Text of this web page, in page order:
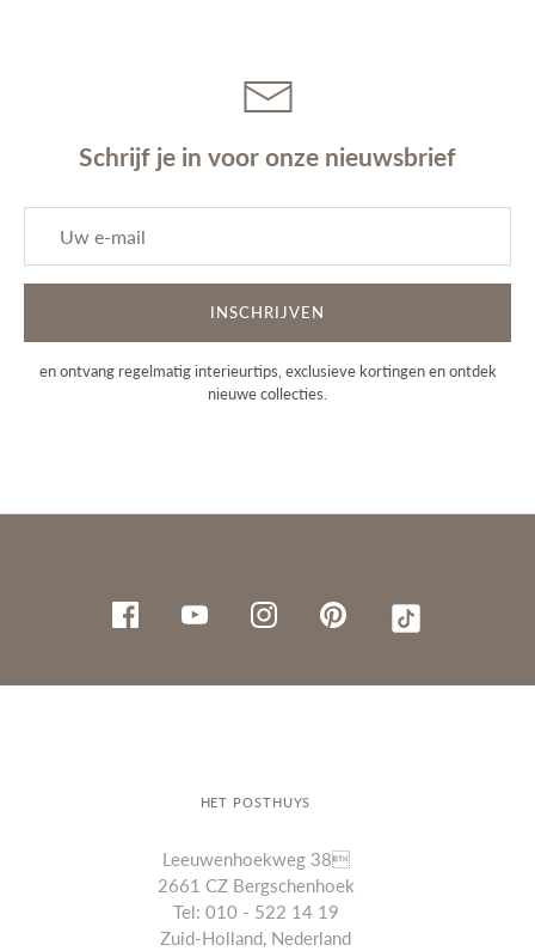
Schrijf je in voor onze nieuwsbrief
INSCHRIJVEN
en ontvang regelmatig interieurtips, exclusieve kortingen en ontdek
nieuwe collecties.
HET POSTHUYS
Leeuwenhoekweg 38
2661 CZ Bergschenhoek
Tel: 010 - 522 14 19
Zuid-Holland, Nederland